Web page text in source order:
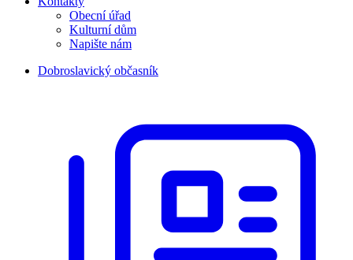
Obecní úřad
Kulturní dům
Napište nám
Dobroslavický občasník